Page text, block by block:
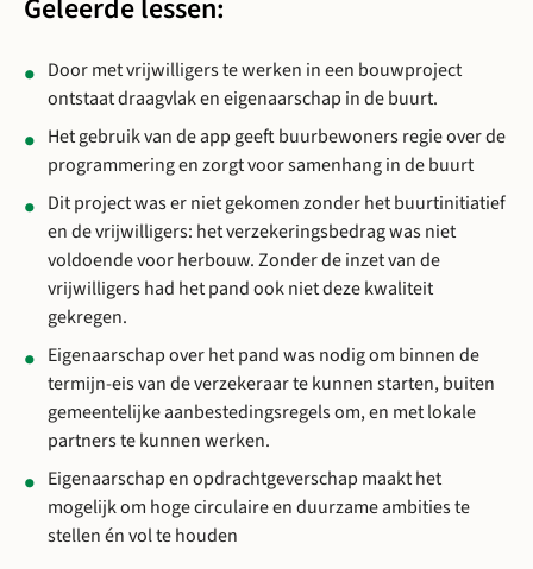
Geleerde lessen:
Door met vrijwilligers te werken in een bouwproject
ontstaat draagvlak en eigenaarschap in de buurt.
Het gebruik van de app geeft buurbewoners regie over de
programmering en zorgt voor samenhang in de buurt
Dit project was er niet gekomen zonder het buurtinitiatief
en de vrijwilligers: het verzekeringsbedrag was niet
voldoende voor herbouw. Zonder de inzet van de
vrijwilligers had het pand ook niet deze kwaliteit
gekregen.
Eigenaarschap over het pand was nodig om binnen de
termijn-eis van de verzekeraar te kunnen starten, buiten
gemeentelijke aanbestedingsregels om, en met lokale
partners te kunnen werken.
Eigenaarschap en opdrachtgeverschap maakt het
mogelijk om hoge circulaire en duurzame ambities te
stellen én vol te houden